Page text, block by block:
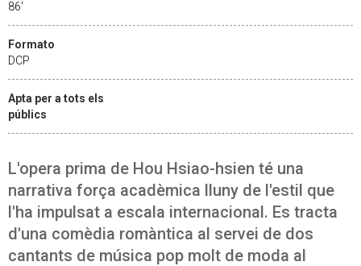
86'
Formato
DCP
Apta per a tots els
públics
L'opera prima de Hou Hsiao-hsien té una
narrativa força acadèmica lluny de l'estil que
l'ha impulsat a escala internacional. Es tracta
d'una comèdia romàntica al servei de dos
cantants de música pop molt de moda al